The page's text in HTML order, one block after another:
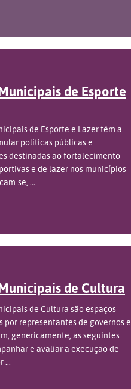
de Esporte
de Esporte e Lazer têm a
políticas públicas e
destinadas ao fortalecimento
e de lazer nos municípios
se, ...
de Cultura
de Cultura são espaços
por representantes de governos e
genericamente, as seguintes
e avaliar a execução de
...